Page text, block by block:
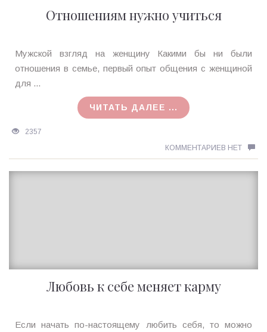
Отношениям нужно учиться
Ирина
MagicTantra
28.02.2018
Мужской взгляд на женщину Какими бы ни были
отношения в семье, первый опыт общения с женщиной
для ...
ЧИТАТЬ ДАЛЕЕ ...
2357
КОММЕНТАРИЕВ НЕТ
Любовь к себе меняет карму
Ирина
Если начать по-настоящему любить себя, то можно